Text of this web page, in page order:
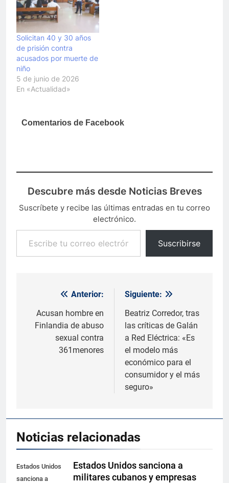
Solicitan 40 y 30 años
de prisión contra
acusados por muerte de
niño
5 de junio de 2026
En «Actualidad»
Comentarios de Facebook
Descubre más desde Noticias Breves
Suscríbete y recibe las últimas entradas en tu correo
electrónico.
Escribe tu correo electrónico…
Suscribirse
Navegación
de
entradas
Anterior:
Acusan hombre en
Finlandia de abuso
sexual contra
361menores
Siguiente:
Beatriz Corredor, tras
las críticas de Galán
a Red Eléctrica: «Es
el modelo más
económico para el
consumidor y el más
seguro»
Noticias relacionadas
Estados Unidos
sanciona a
Estados Unidos sanciona a
militares cubanos y empresas